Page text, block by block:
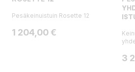
Pesäkeinuistuin Rosette 12
Hinta
1 204,00 €
3